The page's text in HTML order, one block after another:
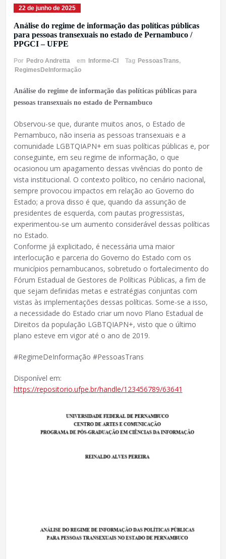
22 de junho de 2025
Análise do regime de informação das políticas públicas
para pessoas transexuais no estado de Pernambuco /
PPGCI – UFPE
Por Pedro Andretta em Informe-CI Tag PessoasTrans,
RegimesDeInformação
Análise do regime de informação das políticas públicas para
pessoas transexuais no estado de Pernambuco
Observou-se que, durante muitos anos, o Estado de
Pernambuco, não inseria as pessoas transexuais e a
comunidade LGBTQIAPN+ em suas políticas públicas e, por
conseguinte, em seu regime de informação, o que
ocasionou um apagamento dessas vivências do ponto de
vista institucional. O contexto político, no cenário nacional,
sempre provocou impactos em relação ao Governo do
Estado; a prova disso é que, quando da assunção de
presidentes de esquerda, com pautas progressistas,
experimentou-se um aumento considerável dessas políticas
no Estado.
Conforme já explicitado, é necessária uma maior
interlocução e parceria do Governo do Estado com os
municípios pernambucanos, sobretudo o fortalecimento do
Fórum Estadual de Gestores de Políticas Públicas, a fim de
que sejam definidas metas e estratégias conjuntas com
vistas às implementações dessas políticas. Some-se a isso,
a necessidade do Estado criar um novo Plano Estadual de
Direitos da população LGBTQIAPN+, visto que o último
plano esteve em vigor até o ano de 2019.
#RegimeDeInformação #PessoasTrans
Disponível em:
https://repositorio.ufpe.br/handle/123456789/63641